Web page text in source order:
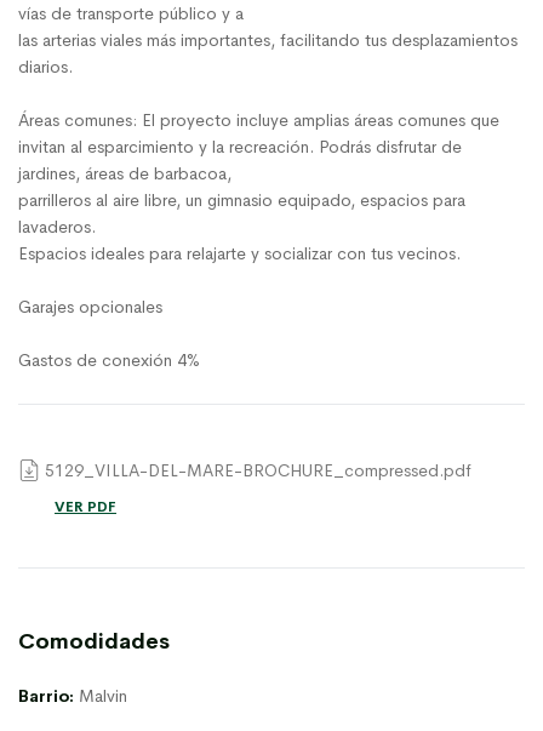
vías de transporte público y a
las arterias viales más importantes, facilitando tus desplazamientos
diarios.
Áreas comunes: El proyecto incluye amplias áreas comunes que
invitan al esparcimiento y la recreación. Podrás disfrutar de
jardines, áreas de barbacoa,
parrilleros al aire libre, un gimnasio equipado, espacios para
lavaderos.
Espacios ideales para relajarte y socializar con tus vecinos.
Garajes opcionales
Gastos de conexión 4%
5129_VILLA-DEL-MARE-BROCHURE_compressed.pdf
VER PDF
Comodidades
Barrio: Malvi­n